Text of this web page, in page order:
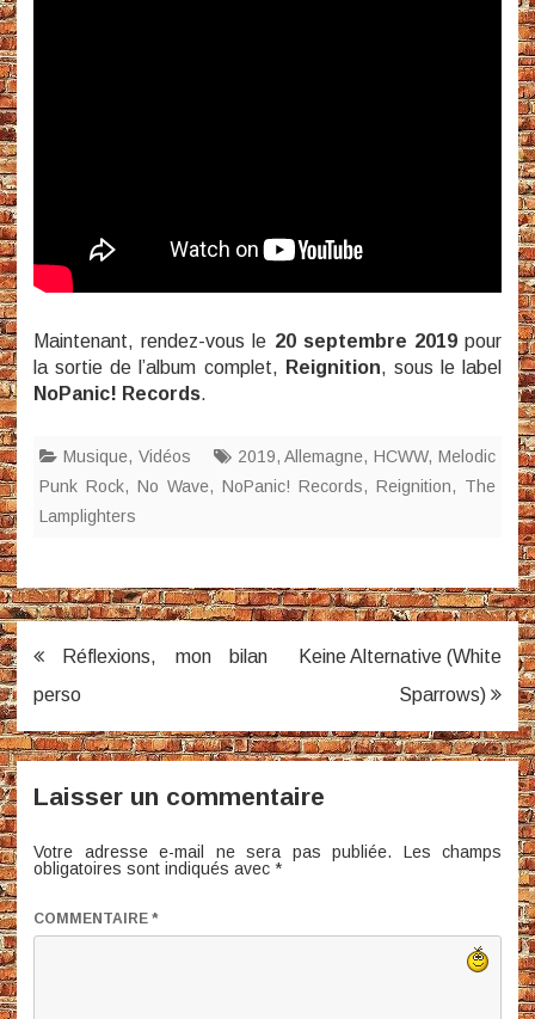
Maintenant, rendez-vous le 20 septembre 2019pour
la sortie de l’album complet, Reignition, sous le label
NoPanic! Records.
Musique, Vidéos 2019,Allemagne,HCWW,Melodic
Punk Rock, No Wave, NoPanic! Records, Reignition, The
Lamplighters
Navigation
de
l’article
Réflexions, mon bilan
perso
Keine Alternative (White
Sparrows)
Laisser un commentaire
Votre adresse e-mail ne sera pas publiée.
Les champs
obligatoires sont indiqués avec *
COMMENTAIRE *